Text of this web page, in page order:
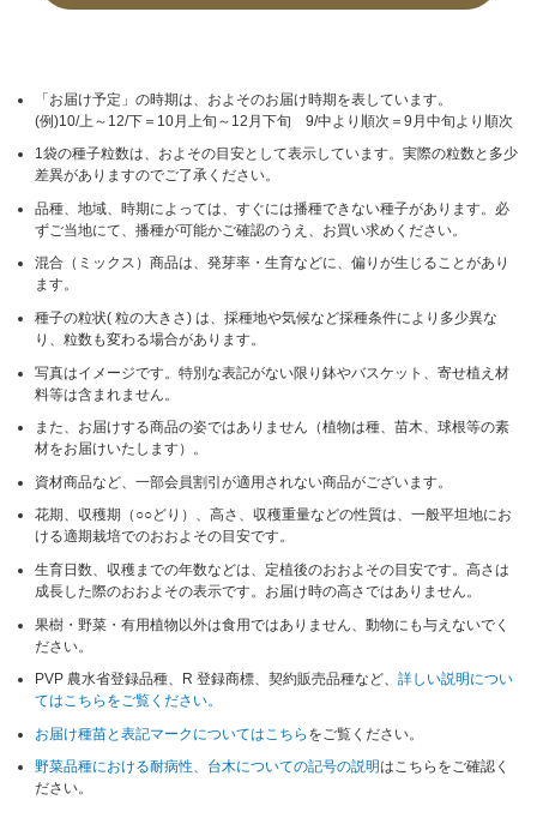
「お届け予定」の時期は、およそのお届け時期を表しています。
(例)10/上～12/下＝10月上旬～12月下旬 9/中より順次＝9月中旬より順次
1袋の種子粒数は、およその目安として表示しています。実際の粒数と多少
差異がありますのでご了承ください。
品種、地域、時期によっては、すぐには播種できない種子があります。必
ずご当地にて、播種が可能かご確認のうえ、お買い求めください。
混合（ミックス）商品は、発芽率・生育などに、偏りが生じることがあり
ます。
種子の粒状( 粒の大きさ) は、採種地や気候など採種条件により多少異な
り、粒数も変わる場合があります。
写真はイメージです。特別な表記がない限り鉢やバスケット、寄せ植え材
料等は含まれません。
また、お届けする商品の姿ではありません（植物は種、苗木、球根等の素
材をお届けいたします）。
資材商品など、一部会員割引が適用されない商品がございます。
花期、収穫期（○○どり）、高さ、収穫重量などの性質は、一般平坦地にお
ける適期栽培でのおおよその目安です。
生育日数、収穫までの年数などは、定植後のおおよその目安です。高さは
成長した際のおおよその表示です。お届け時の高さではありません。
果樹・野菜・有用植物以外は食用ではありません、動物にも与えないでく
ださい。
PVP 農水省登録品種、R 登録商標、契約販売品種など、詳しい説明につい
てはこちらをご覧ください。
お届け種苗と表記マークについてはこちら をご覧ください。
野菜品種における耐病性、台木についての記号の説明はこちらをご確認く
ださい。